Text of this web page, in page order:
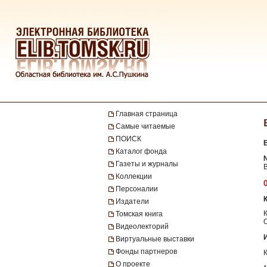
Главная страница
Самые читаемые
ПОИСК
Каталог фонда
Газеты и журналы
Коллекции
Персоналии
Издатели
Томская книга
Видеолекторий
Виртуальные выставки
Фонды партнеров
О проекте